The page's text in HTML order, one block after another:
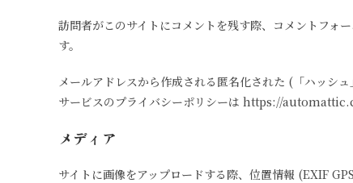
訪問者がこのサイトにコメントを残す際、コメントフォ
す。
メールアドレスから作成される匿名化された (「ハッシ
サービスのプライバシーポリシーは https://
メディア
サイトに画像をアップロードする際、位置情報 (EXIF